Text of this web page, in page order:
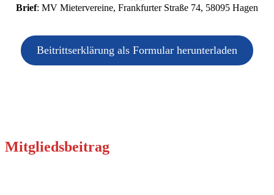
Brief: MV Mietervereine, Frankfurter Straße 74, 58095 Hagen
Beitrittserklärung als Formular herunterladen
Mitgliedsbeitrag